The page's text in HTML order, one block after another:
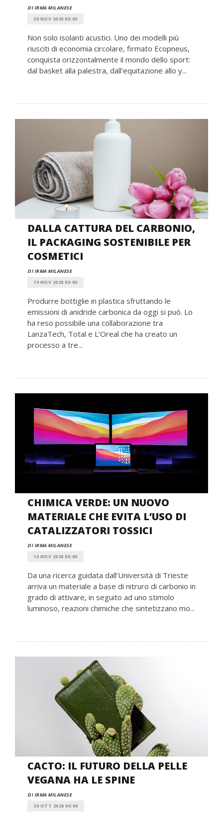
DI IRMA MILANESE
26 NOV 2020 00:00
Non solo isolanti acustici. Uno dei modelli più
riusciti di economia circolare, firmato Ecopneus,
conquista orizzontalmente il mondo dello sport:
dal basket alla palestra, dall’equitazione allo y...
DALLA CATTURA DEL CARBONIO,
IL PACKAGING SOSTENIBILE PER
COSMETICI
DI IRMA MILANESE
19 NOV 2020 00:00
Produrre bottiglie in plastica sfruttando le
emissioni di anidride carbonica da oggi si può. Lo
ha reso possibile una collaborazione tra
LanzaTech, Total e L’Oreal che ha creato un
processo a tre...
CHIMICA VERDE: UN NUOVO
MATERIALE CHE EVITA L’USO DI
CATALIZZATORI TOSSICI
DI IRMA MILANESE
16 NOV 2020 00:00
Da una ricerca guidata dall’Università di Trieste
arriva un materiale a base di nitruro di carbonio in
grado di attivare, in seguito ad uno stimolo
luminoso, reazioni chimiche che sintetizzano mo...
CACTO: IL FUTURO DELLA PELLE
VEGANA HA LE SPINE
DI IRMA MILANESE
30 OTT 2020 00:00